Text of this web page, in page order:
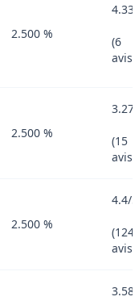
2.500 %
(6
avis)
2.500 %
(15
avis)
2.500 %
4.4/5
(124
avis)